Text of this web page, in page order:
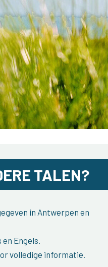
TALEN?
in Antwerpen en
Engels.
volledige informatie.